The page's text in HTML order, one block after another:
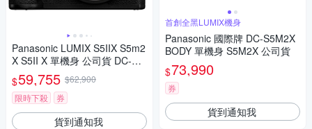
Panasonic LUMIX S5IIX S5m2
X S5II X 單機身 公司貨 DC-S5
M2X
$59,755 $62,900
限時下殺
券
貨到通知我
首創全黑LUMIX機身
Panasonic 國際牌 DC-S5M2X
BODY 單機身 S5M2X 公司貨
$73,990
券
貨到通知我